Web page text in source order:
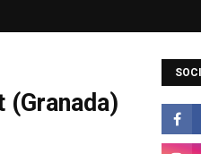
(Granada)